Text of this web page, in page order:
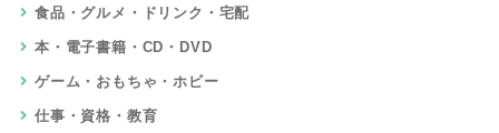
食品・グルメ・ドリンク・宅配
本・電子書籍・CD・DVD
ゲーム・おもちゃ・ホビー
仕事・資格・教育